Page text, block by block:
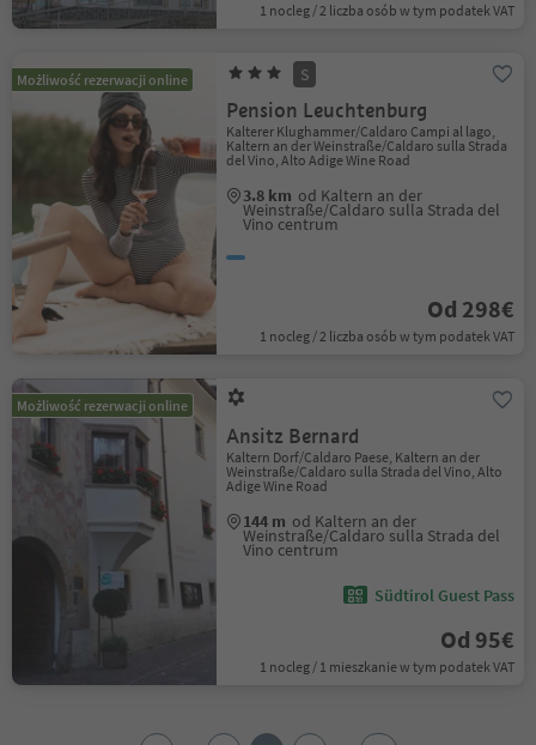
1 nocleg / 2 liczba osób w tym podatek VAT
Możliwość rezerwacji online S
Pension Leuchtenburg
Kalterer Klughammer/Caldaro Campi al lago,
Kaltern an der Weinstraße/Caldaro sulla Strada
del Vino, Alto Adige Wine Road
3.8 km od Kaltern an der
Weinstraße/Caldaro sulla Strada del
Vino centrum
Od 298€
1 nocleg / 2 liczba osób w tym podatek VAT
Możliwość rezerwacji online
Ansitz Bernard
Kaltern Dorf/Caldaro Paese, Kaltern an der
Weinstraße/Caldaro sulla Strada del Vino, Alto
Adige Wine Road
144 m od Kaltern an der
Weinstraße/Caldaro sulla Strada del
Vino centrum
Südtirol Guest Pass
Od 95€
1 nocleg / 1 mieszkanie w tym podatek VAT